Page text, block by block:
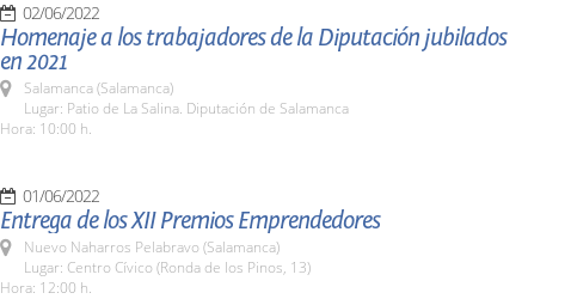
02/06/2022
Homenaje a los trabajadores de la Diputación jubilados
en 2021
Salamanca (Salamanca)
Lugar: Patio de La Salina. Diputación de Salamanca
Hora: 10:00 h.
01/06/2022
Entrega de los XII Premios Emprendedores
Nuevo Naharros Pelabravo (Salamanca)
Lugar: Centro Cívico (Ronda de los Pinos, 13)
Hora: 12:00 h.